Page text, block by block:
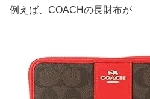
例えば、COACHの長財布が